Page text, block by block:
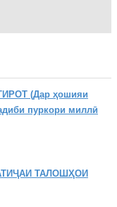
(Дар ҳошияи
пуркори миллӣ
ТАЛОШҲОИ